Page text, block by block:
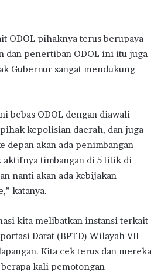
ODOL pihaknya terus berupaya
dan penertiban ODOL ini itu juga
Gubernur sangat mendukung
bebas ODOL dengan diawali
kepolisian daerah, dan juga
depan akan ada penimbangan
aktifnya timbangan di 5 titik di
nanti akan ada kebijakan
katanya.
kita melibatkan instansi terkait
Darat (BPTD) Wilayah VII
Kita cek terus dan mereka
kali pemotongan